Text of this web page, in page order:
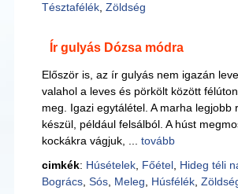
Tésztafélék, Zöldség
Ír gulyás Dózsa módra
Először is, az ír gulyás nem igazán
valahol a leves és pörkölt között
meg. Igazi egytálétel. A marha legjobb
készül, például felsálból. A húst
kockákra vágjuk, ... tovább
cimkék: Húsételek, Főétel, Hideg téli
Bogrács, Sós, Meleg Húsfélék,